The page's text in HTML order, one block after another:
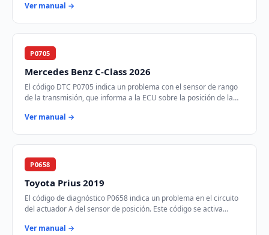
Ver manual →
P0705
Mercedes Benz C-Class 2026
El código DTC P0705 indica un problema con el sensor de rango
de la transmisión, que informa a la ECU sobre la posición de la
Ver manual →
P0658
Toyota Prius 2019
El código de diagnóstico P0658 indica un problema en el circuito
del actuador A del sensor de posición. Este código se activa
Ver manual →